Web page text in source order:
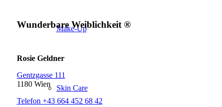
Make-Up
Skin Care
Wunderbare Weiblichkeit ®
Rosie Geldner
Gentzgasse 111
1180 Wien
Telefon +43 664 452 68 42